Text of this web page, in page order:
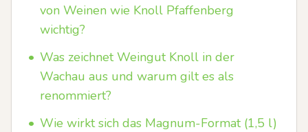
von Weinen wie Knoll Pfaffenberg
wichtig?
• Was zeichnet Weingut Knoll in der
Wachau aus und warum gilt es als
renommiert?
• Wie wirkt sich das Magnum-Format (1,5 l)